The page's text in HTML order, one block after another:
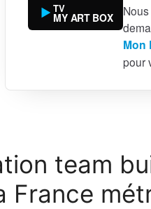
TV
MY ART BOX
Mon
pour
team
France